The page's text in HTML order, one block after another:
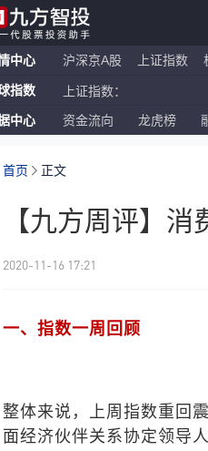
中心 沪深京A股 上证指数
指数 上证指数：
恒生指数：
中心 资金流向 龙虎榜
首页 正文
【九方周评】
2020-11-16 17:21
一、指数一周回顾
整体来说，上周指数重回
面经济伙伴关系协定领导